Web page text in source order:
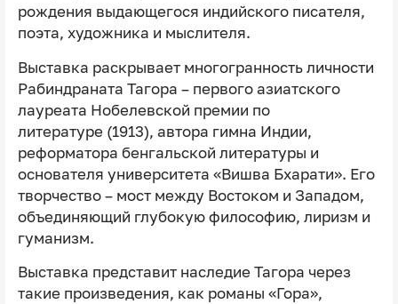
рождения выдающегося индийского писателя,
поэта, художника и мыслителя.
Выставка раскрывает многогранность личности
Рабиндраната Тагора – первого азиатского
лауреата Нобелевской премии по
литературе (1913), автора гимна Индии,
реформатора бенгальской литературы и
основателя университета «Вишва Бхарати». Его
творчество – мост между Востоком и Западом,
объединяющий глубокую философию, лиризм и
гуманизм.
Выставка представит наследие Тагора через
такие произведения, как романы «Гора»,